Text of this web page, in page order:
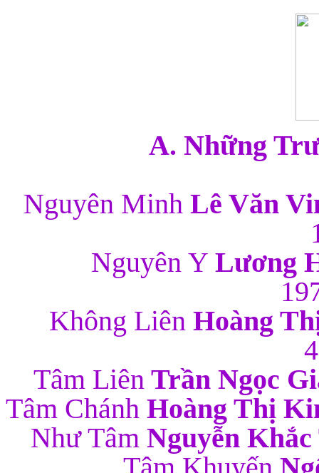
A. Những
Nguyên Minh Lê Văn
Nguyên Y Lương
Không Liên Hoàng
Tâm Liên Trần Ngọc
Tâm Chánh Hoàng Thị
Như Tâm Nguyễn